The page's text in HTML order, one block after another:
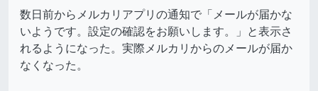
数日前からメルカリアプリの通知で「メールが届かな
いようです。設定の確認をお願いします。」と表示さ
れるようになった。実際メルカリからのメールが届か
なくなった。